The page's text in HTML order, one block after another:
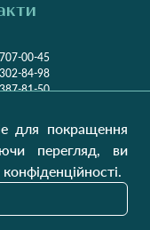
00-45
84-98
81-50
16:00
для покращення
перегляд, ви